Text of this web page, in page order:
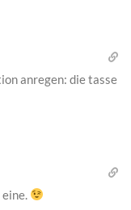
anregen: die tasse